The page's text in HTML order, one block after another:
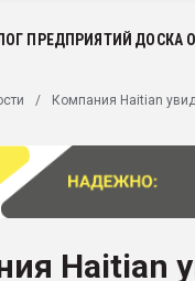
выходит на
рынке
ПРЕДПРИЯТИЙ ДОСКА
Компания Haitian
Haitian